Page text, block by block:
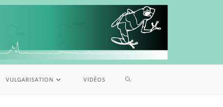
VULGARISATION VIDÉOS